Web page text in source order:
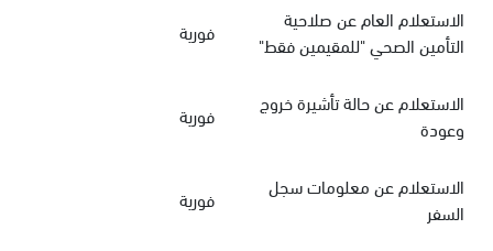
الاستعلام العام عن صلاحية
التأمين الصحي "للمقيمين فقط"
فورية
الاستعلام عن حالة تأشيرة خروج
وعودة
فورية
الاستعلام عن معلومات سجل
السفر
فورية